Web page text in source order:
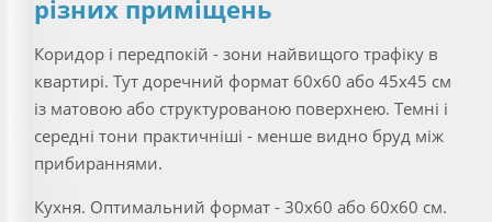
різних приміщень
Коридор і передпокій - зони найвищого трафіку в
квартирі. Тут доречний формат 60х60 або 45х45 см
із матовою або структурованою поверхнею. Темні і
середні тони практичніші - менше видно бруд між
прибираннями.
Кухня. Оптимальний формат - 30х60 або 60х60 см.